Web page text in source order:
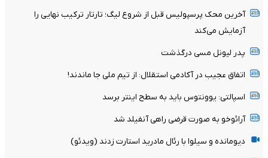
آخرین محک پرسپولیس قبل از شروع لیگ؛ تارتار ترکیب نهایی را
آزمایش می‌کند
پدر لیونل مسی درگذشت
اتفاق عجیب در آکادمی استقلال: از تیم ملی جا ماندند!
اسپالتی: یوونتوس باید به سطح اینتر برسد
آرائوخو به صورت قرضی راهی آنفیلد شد
دیومانده و سیلوا با رئال مادرید استارت زدند (ویدئو)